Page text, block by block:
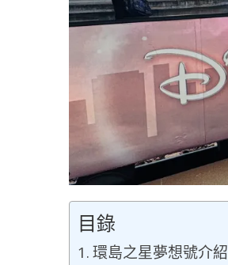
目錄
環島之星夢想號介紹